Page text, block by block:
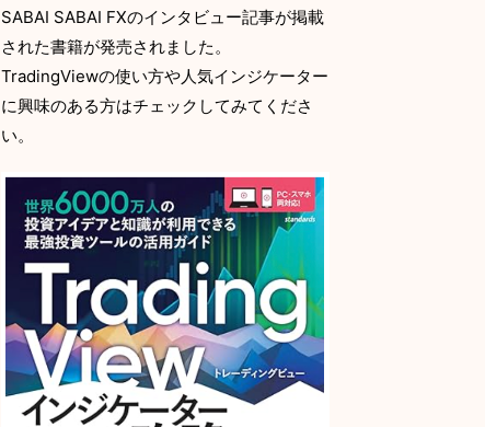
SABAI SABAI FXのインタビュー記事が掲載
された書籍が発売されました。
TradingViewの使い方や人気インジケーター
に興味のある方はチェックしてみてくださ
い。